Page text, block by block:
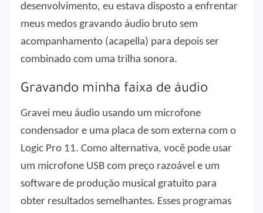
desenvolvimento, eu estava disposto a enfrentar
meus medos gravando áudio bruto sem
acompanhamento (acapella) para depois ser
combinado com uma trilha sonora.
Gravando minha faixa de áudio
Gravei meu áudio usando um microfone
condensador e uma placa de som externa com o
Logic Pro 11. Como alternativa, você pode usar
um microfone USB com preço razoável e um
software de produção musical gratuito para
obter resultados semelhantes. Esses programas